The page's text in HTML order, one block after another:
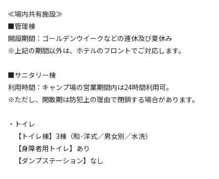
≪場内共有施設≫
■管理棟
開設期間：ゴールデンウイークなどの連休及び夏休み
※上記の期間以外は、ホテルのフロントでご対応します。
■サニタリー棟
利用時間：キャンプ場の営業期間内は24時間利用可。
※ただし、閑散期は防犯上の理由で閉鎖する場合があります。
・トイレ
【トイレ棟】3棟（和･洋式／男女別／水洗）
【身障者用トイレ】あり
【ダンプステーション】なし
利用人数
検索対象
検索
キャンプサイト（4 件）